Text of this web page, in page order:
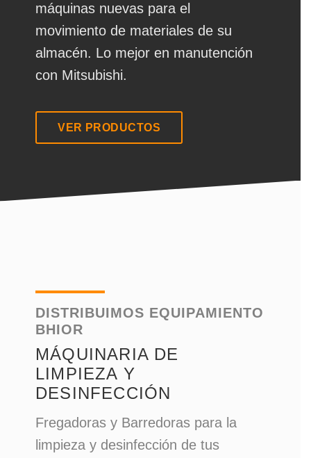
máquinas nuevas para el
movimiento de materiales de su
almacén. Lo mejor en manutención
con Mitsubishi.
VER PRODUCTOS
DISTRIBUIMOS EQUIPAMIENTO
BHIOR
MÁQUINARIA DE
LIMPIEZA Y
DESINFECCIÓN
Fregadoras y Barredoras para la
limpieza y desinfección de tus